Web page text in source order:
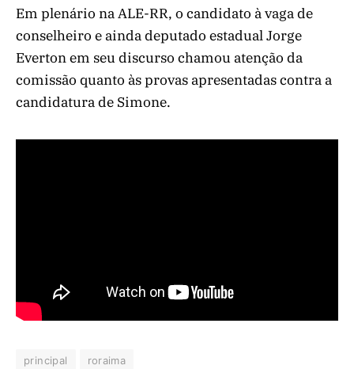
Em plenário na ALE-RR, o candidato à vaga de
conselheiro e ainda deputado estadual Jorge
Everton em seu discurso chamou atenção da
comissão quanto às provas apresentadas contra a
candidatura de Simone.
principal roraima